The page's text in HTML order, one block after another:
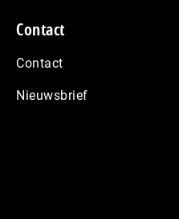
Contact
Contact
Nieuwsbrief